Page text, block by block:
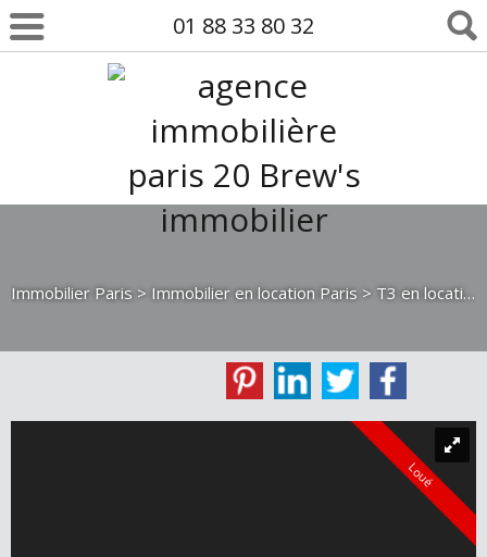
01 88 33 80 32
Immobilier Paris > Immobilier en location Paris > T3 en location Paris
Loué